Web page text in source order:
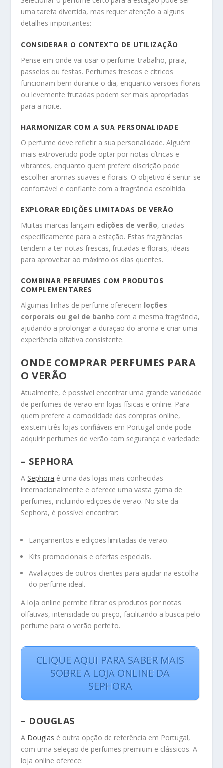
uma tarefa divertida, mas requer atenção a alguns
detalhes importantes:
CONSIDERAR O CONTEXTO DE UTILIZAÇÃO
Pense em onde vai usar o perfume: trabalho, praia,
passeios ou festas. Perfumes frescos e cítricos
funcionam bem durante o dia, enquanto versões florais
ou levemente frutadas podem ser mais apropriadas
para a noite.
HARMONIZAR COM A SUA PERSONALIDADE
O perfume deve refletir a sua personalidade. Alguém
mais extrovertido pode optar por notas cítricas e
vibrantes, enquanto quem prefere discrição pode
escolher aromas suaves e florais. O objetivo é sentir-se
confortável e confiante com a fragrância escolhida.
EXPLORAR EDIÇÕES LIMITADAS DE VERÃO
Muitas marcas lançam edições de verão, criadas
especificamente para a estação. Estas fragrâncias
tendem a ter notas frescas, frutadas e florais, ideais
para aproveitar ao máximo os dias quentes.
COMBINAR PERFUMES COM PRODUTOS
COMPLEMENTARES
Algumas linhas de perfume oferecem loções
corporais ou gel de banho com a mesma fragrância,
ajudando a prolongar a duração do aroma e criar uma
experiência olfativa consistente.
ONDE COMPRAR PERFUMES PARA
O VERÃO
Atualmente, é possível encontrar uma grande variedade
de perfumes de verão em lojas físicas e online. Para
quem prefere a comodidade das compras online,
existem três lojas confiáveis em Portugal onde pode
adquirir perfumes de verão com segurança e variedade:
– SEPHORA
ASephora é uma das lojas mais conhecidas
internacionalmente e oferece uma vasta gama de
perfumes, incluindo edições de verão. No site da
Sephora, é possível encontrar:
Lançamentos e edições limitadas de verão.
Kits promocionais e ofertas especiais.
Avaliações de outros clientes para ajudar na escolha
do perfume ideal.
A loja online permite filtrar os produtos por notas
olfativas, intensidade ou preço, facilitando a busca pelo
perfume para o verão perfeito.
CLIQUE AQUI PARA SABER MAIS
SOBRE A LOJA ONLINE DA
SEPHORA
– DOUGLAS
A Douglas é outra opção de referência em Portugal,
com uma seleção de perfumes premium e clássicos. A
loja online oferece: